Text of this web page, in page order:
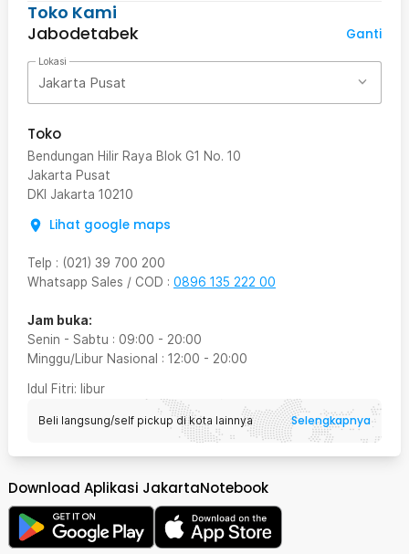
Toko Kami
Jabodetabek
Ganti
Lokasi
Jakarta Pusat
Toko
Bendungan Hilir Raya Blok G1 No. 10
Jakarta Pusat
DKI Jakarta 10210
Lihat google maps
Telp : (021) 39 700 200
Whatsapp Sales / COD : 0896 135 222 00
Jam buka:
Senin - Sabtu : 09:00 - 20:00
Minggu/Libur Nasional : 12:00 - 20:00
Idul Fitri: libur
Beli langsung/self pickup di kota lainnya Selengkapnya
Download Aplikasi JakartaNotebook